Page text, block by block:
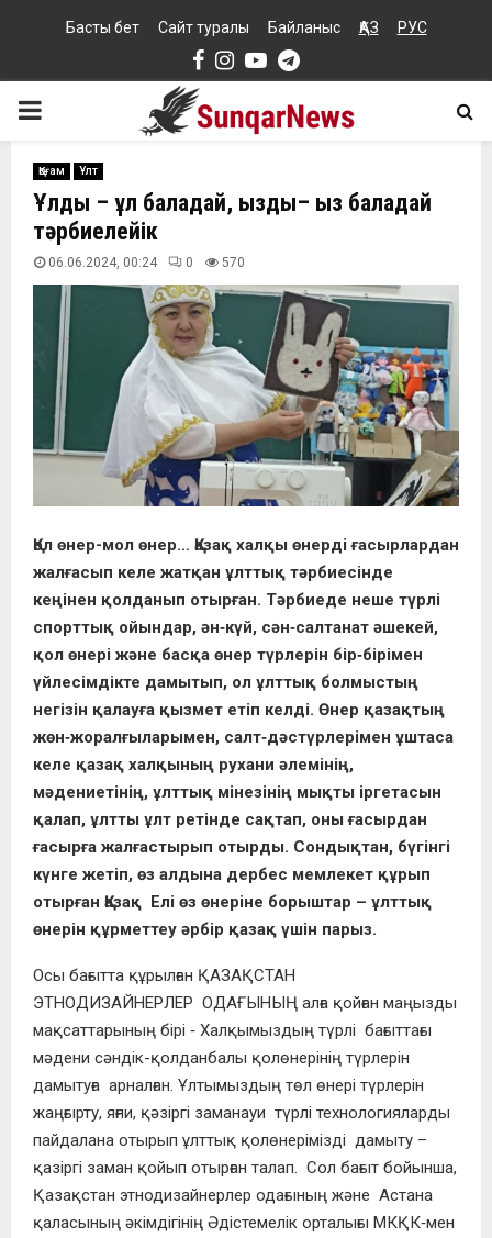
Басты бет Сайт туралы Байланыс ҚАЗ РУС
Facebook
Instagram
YoutubeTelegram
PRIMARY
MENU
Қоғам Ұлт
Ұлды – ұл баладай, қызды– қыз баладай
тәрбиелейік
06.06.2024, 00:24 0 570
Қол өнер-мол өнер… Қазақ халқы өнерді ғасырлардан
жалғасып келе жатқан ұлттық тәрбиесінде
кеңінен қолданып отырған. Тәрбиеде неше түрлі
спорттық ойындар, ән‑күй, сән‑салтанат әшекей,
қол өнері және басқа өнер түрлерін бір‑бірімен
үйлесімдікте дамытып, ол ұлттық болмыстың
негізін қалауға қызмет етіп келді. Өнер қазақтың
жөн‑жоралғыларымен, салт‑дәстүрлерімен ұштаса
келе қазақ халқының рухани әлемінің,
мәдениетінің, ұлттық мінезінің мықты іргетасын
қалап, ұлтты ұлт ретінде сақтап, оны ғасырдан
ғасырға жалғастырып отырды. Сондықтан, бүгінгі
күнге жетіп, өз алдына дербес мемлекет құрып
отырған Қазақ Елі өз өнеріне борыштар – ұлттық
өнерін құрметтеу әрбір қазақ үшін парыз.
Осы бағытта құрылған ҚАЗАҚСТАН
ЭТНОДИЗАЙНЕРЛЕР ОДАҒЫНЫҢ алға қойған маңызды
мақсаттарының бірі ‑ Халқымыздың түрлі бағыттағы
мәдени сәндік-қолданбалы қолөнерінің түрлерін
дамытуға арналған. Ұлтымыздың төл өнері түрлерін
жаңғырту, яғни, қәзіргі заманауи түрлі технологияларды
пайдалана отырып ұлттық қолөнерімізді дамыту –
қазіргі заман қойып отырған талап. Сол бағыт бойынша,
Қазақстан этнодизайнерлер одағының және Астана
қаласының әкімдігінің Әдістемелік орталығы МКҚК‑мен